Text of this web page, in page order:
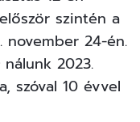
szintén a
november 24-én.
nálunk 2023.
szóval 10 évvel